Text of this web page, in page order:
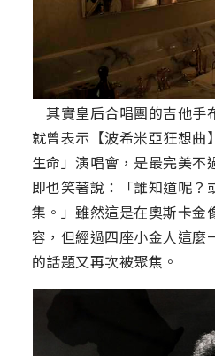
其實皇后合唱團的吉他手
就曾表示【波希米亞狂想曲
生命」演唱會，是最完美不
即也笑著說：「誰知道呢？
集。」雖然這是在奧斯卡金
容，但經過四座小金人這麼
的話題又再次被聚焦。